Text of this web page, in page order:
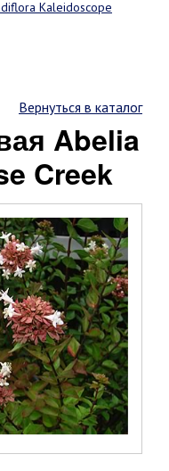
Kaleidoscope
Вернуться в каталог
Abelia
Creek